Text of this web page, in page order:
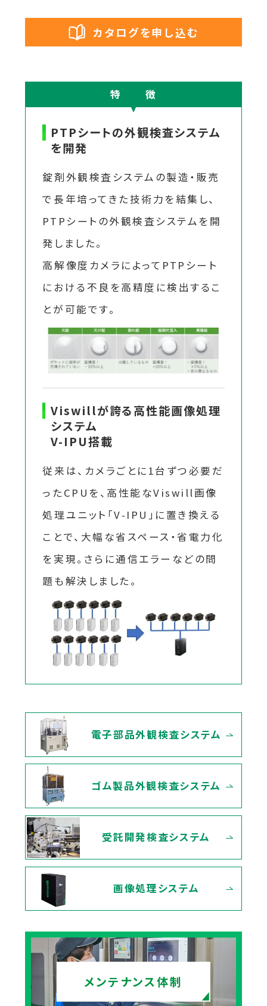
カタログを申し込む
特 徴
PTPシートの外観検査システム
を開発
錠剤外観検査システムの製造・販売
で長年培ってきた技術力を結集し、
PTPシートの外観検査システムを開
発しました。
高解像度カメラによってPTPシート
における不良を高精度に検出するこ
とが可能です。
Viswillが誇る高性能画像処理
システム
V-IPU搭載
従来は、カメラごとに1台ずつ必要だ
ったCPUを、高性能なViswill画像
処理ユニット「V-IPU」に置き換える
ことで、大幅な省スペース・省電力化
を実現。さらに通信エラーなどの問
題も解決しました。
電子部品外観検査システム
ゴム製品外観検査システム
受託開発検査システム
画像処理システム
メンテナンス体制